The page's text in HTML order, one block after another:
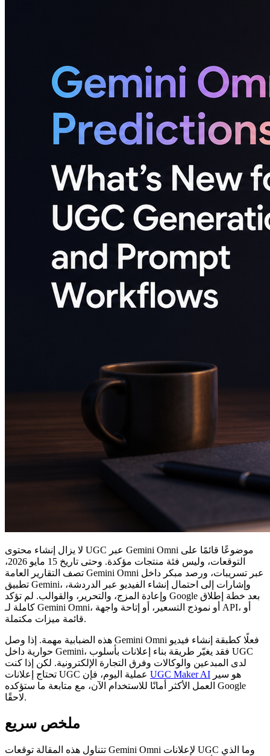
لا يزال إنشاء محتوى UGC عبر Gemini Omni موضوعًا قائمًا على
التوقعات، وليس فئة منتجات مؤكدة. وحتى تاريخ 15 مايو 2026،
تصف التقارير العامة Gemini Omni عبر تسريبات، ورصد مبكر داخل
تطبيق Gemini، وإشارات إلى احتمال إنشاء الفيديو عبر الدردشة،
وإعادة المزج، والتحرير، والقوالب. لم تؤكد Google بعد خطة إطلاق
كاملة لـ Gemini Omni، أو نموذج التسعير، أو إتاحة واجهة API، أو
قائمة ميزات مكتملة.
هذه الضبابية مهمة. إذا وصل Gemini Omni فعلًا كطبقة إنشاء فيديو
حوارية داخل Gemini، فقد يغيّر طريقة بناء إعلانات بأسلوب UGC
لدى المبدعين والوكالات وفرق التجارة الإلكترونية. لكن إذا كنت
UGC Maker AI
العمل الأكثر أمانًا للاستخدام الآن، مع متابعة ما ستؤكده Google
لاحقًا.
ملخص سريع
تتناول هذه المقالة توقعات Gemini Omni لإعلانات UGC وما الذي